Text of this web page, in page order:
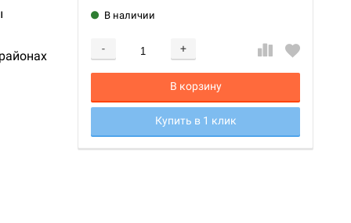
В наличии
- +
Добавляется...
В корзину
Добавлен
Купить в 1 клик